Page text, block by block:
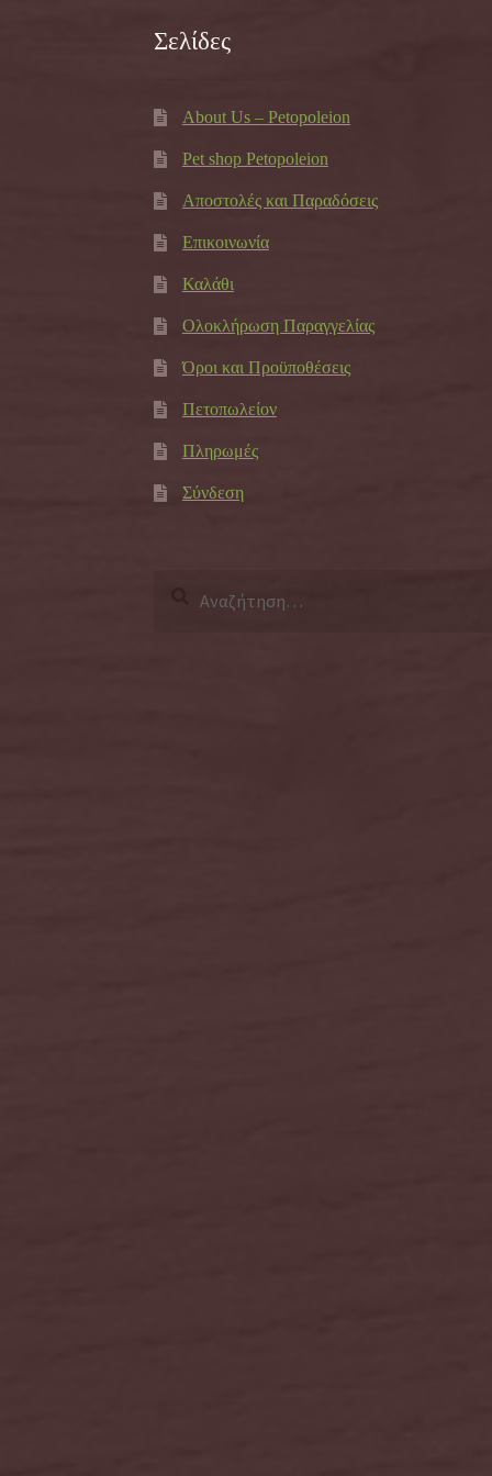
Σελίδες
About Us – Petopoleion
Pet shop Petopoleion
Αποστολές και Παραδόσεις
Επικοινωνία
Καλάθι
Ολοκλήρωση Παραγγελίας
Όροι και Προϋποθέσεις
Πετοπωλείον
Πληρωμές
Σύνδεση